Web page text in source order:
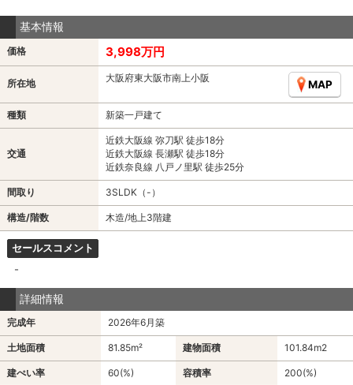
基本情報
価格 3,998万円
所在地 大阪府東大阪市南上小阪
MAP
種類 新築一戸建て
交通
近鉄大阪線 弥刀駅 徒歩18分
近鉄大阪線 長瀬駅 徒歩18分
近鉄奈良線 八戸ノ里駅 徒歩25分
間取り 3SLDK（-）
構造/階数 木造/地上3階建
セールスコメント
-
詳細情報
完成年 2026年6月築
土地面積 81.85m² 建物面積 101.84m2
建ぺい率 60(%) 容積率 200(%)